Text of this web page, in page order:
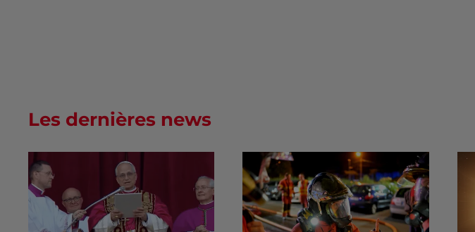
Les dernières news